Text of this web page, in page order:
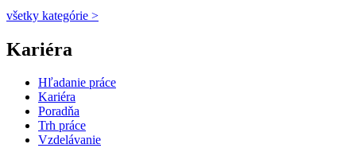
všetky kategórie >
Kariéra
Hľadanie práce
Kariéra
Poradňa
Trh práce
Vzdelávanie